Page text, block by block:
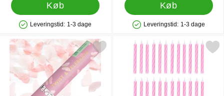
Køb
Produkttilgængelighed: På lager
Leveringstid: 1-3 dage
Køb
Produkttilgængelighed: På lager
Leveringstid: 1-3 dage
konfettikanon Lyserøde Sommerfugle 20 cm som favorit
Markér kagelys Spiral